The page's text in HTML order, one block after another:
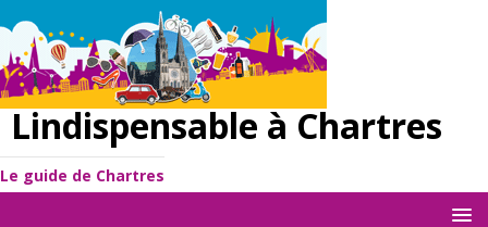
Lindispensable à Chartres
Le guide de Chartres